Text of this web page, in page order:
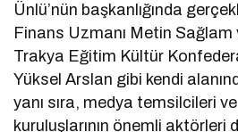
Ünlü’nün başkanlığında
Finans Uzmanı Metin
Trakya Eğitim Kültür
Yüksel Arslan gibi kendi
yanı sıra, medya temsilcileri
kuruluşlarının önemli aktörleri